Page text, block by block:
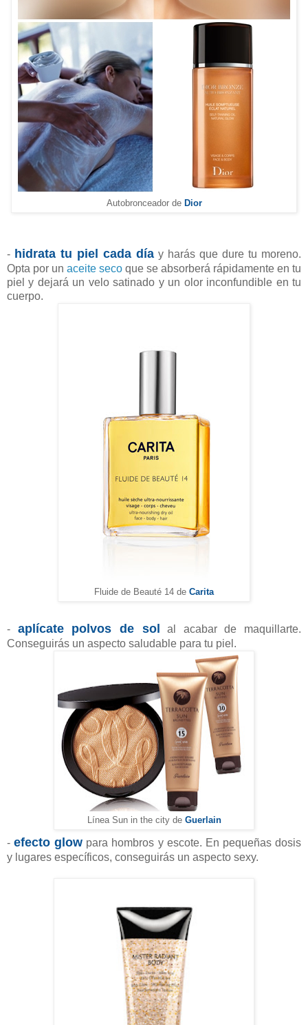
Autobronceador de Dior
- hidrata tu piel cada día y harás que dure tu moreno.
Opta por un aceite seco que se absorberá rápidamente en tu
piel y dejará un velo satinado y un olor inconfundible en tu
cuerpo.
Fluide de Beauté 14 de Carita
- aplícate polvos de sol al acabar de maquillarte.
Conseguirás un aspecto saludable para tu piel.
Línea Sun in the city de Guerlain
-efecto glow para hombros y escote. En pequeñas dosis
y lugares específicos, conseguirás un aspecto sexy.